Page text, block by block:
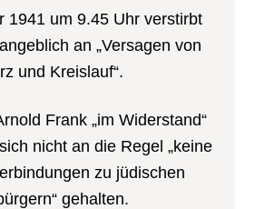
1941 um 9.45 Uhr verstirbt
an „Versagen von
und Kreislauf“.
Frank „im Widerstand“
nicht an die Regel „keine
zu jüdischen
gehalten.